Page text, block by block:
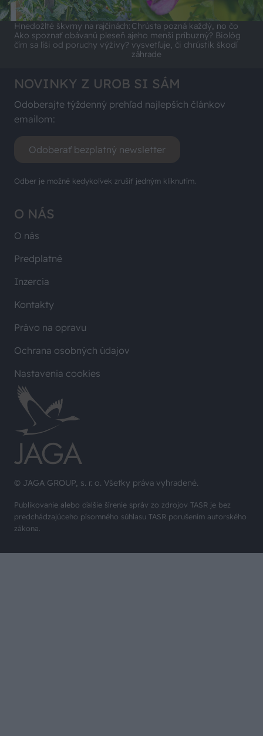
Hnedožlté škvrny na rajčinách:
Ako spoznať obávanú pleseň a
čím sa líši od poruchy výživy?
Chrústa pozná každý, no čo
jeho menší príbuzný? Biológ
vysvetľuje, či chrústik škodí
záhrade
© JAGA GROUP, s. r. o. Všetky práva vyhradené.
Publikovanie alebo ďalšie šírenie správ zo zdrojov TASR je bez
predchádzajúceho písomného súhlasu TASR porušením autorského
zákona.
O NÁS
O nás
Predplatné
Inzercia
Kontakty
Právo na opravu
Ochrana osobných údajov
Nastavenia cookies
NOVINKY Z UROB SI SÁM
Odoberajte týždenný prehľad najlepších článkov
emailom:
Odoberať bezplatný newsletter
Odber je možné kedykoľvek zrušiť jedným kliknutím.